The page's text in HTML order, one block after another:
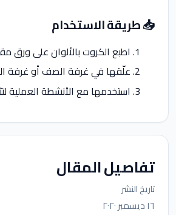
📥 طريقة الاستخدام
اطبع الكروت بالألوان على ورق
علّقها في غرفة الصف أو غرفة
استخدمها مع الأنشطة العملية
تفاصيل المقال
تاريخ النشر
١٦ ديسمبر ٢٠٢٠